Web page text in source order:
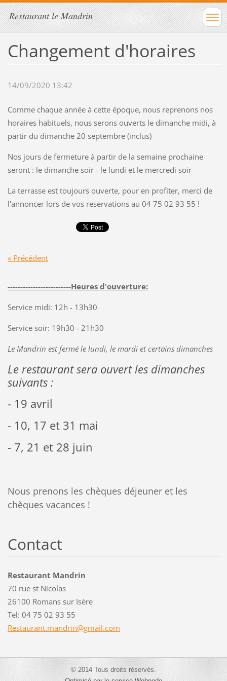
Restaurant le Mandrin
Changement d'horaires
14/09/2020 13:42
Comme chaque année à cette époque, nous reprenons nos
horaires habituels, nous serons ouverts le dimanche midi, à
partir du dimanche 20 septembre (inclus)
Nos jours de fermeture à partir de la semaine prochaine
seront : le dimanche soir - le lundi et le mercredi soir
La terrasse est toujours ouverte, pour en profiter, merci de
l'annoncer lors de vos reservations au 04 75 02 93 55 !
« Précédent
-------------------------Heures d'ouverture:
Service midi: 12h - 13h30
Service soir: 19h30 - 21h30
Le Mandrin est fermé le lundi, le mardi et certains dimanches
Le restaurant sera ouvert les dimanches
suivants :
- 19 avril
- 10, 17 et 31 mai
- 7, 21 et 28 juin
Nous prenons les chèques déjeuner et les
chèques vacances !
Contact
Restaurant Mandrin
70 rue st Nicolas
26100 Romans sur Isère
Tel: 04 75 02 93 55
Restaurant.mandrin@gmail.com
© 2014 Tous droits réservés.